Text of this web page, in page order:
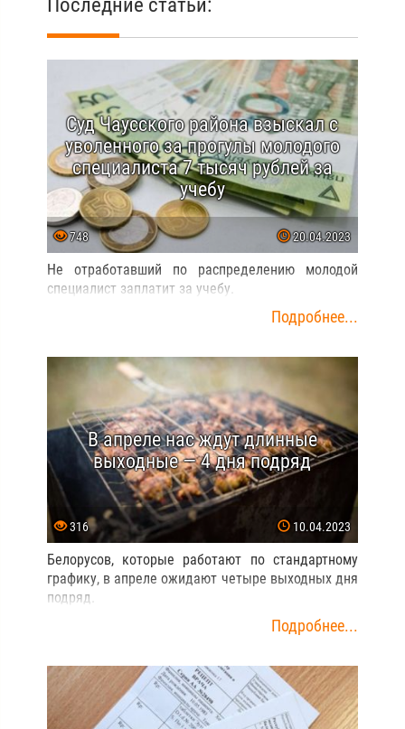
Суд Чаусского района взыскал с
уволенного за прогулы молодого
специалиста 7 тысяч рублей за
учебу
748 20.04.2023
Не отработавший по распределению молодой
специалист заплатит за учебу.
Подробнее...
В апреле нас ждут длинные
выходные — 4 дня подряд
316 10.04.2023
Белорусов, которые работают по стандартному
графику, в апреле ожидают четыре выходных дня
подряд.
Подробнее...